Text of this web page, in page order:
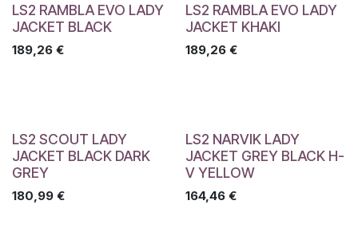
LS2 RAMBLA EVO LADY
JACKET BLACK
189,26 €
LS2 RAMBLA EVO LADY
JACKET KHAKI
189,26€
LS2 SCOUT LADY
JACKET BLACK DARK
GREY
180,99 €
LS2 NARVIK LADY
JACKET GREY BLACK H-
V YELLOW
164,46€